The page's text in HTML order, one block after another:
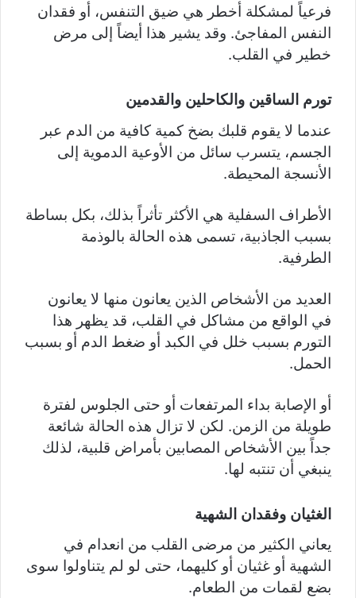
فرعياً لمشكلة أخطر هي ضيق التنفس، أو فقدان
النفس المفاجئ. وقد يشير هذا أيضاً إلى مرض
خطير في القلب.
تورم الساقين والكاحلين والقدمين
عندما لا يقوم قلبك بضخ كمية كافية من الدم عبر
الجسم، يتسرب سائل من الأوعية الدموية إلى
الأنسجة المحيطة.
الأطراف السفلية هي الأكثر تأثراً بذلك، بكل بساطة
بسبب الجاذبية، تسمى هذه الحالة بالوذمة
الطرفية.
العديد من الأشخاص الذين يعانون منها لا يعانون
في الواقع من مشاكل في القلب، قد يظهر هذا
التورم بسبب خلل في الكبد أو ضغط الدم أو بسبب
الحمل.
أو الإصابة بداء المرتفعات أو حتى الجلوس لفترة
طويلة من الزمن. لكن لا تزال هذه الحالة شائعة
جداً بين الأشخاص المصابين بأمراض قلبية، لذلك
ينبغي أن تنتبه لها.
الغثيان وفقدان الشهية
يعاني الكثير من مرضى القلب من انعدام في
الشهية أو غثيان أو كليهما، حتى لو لم يتناولوا سوى
بضع لقمات من الطعام.